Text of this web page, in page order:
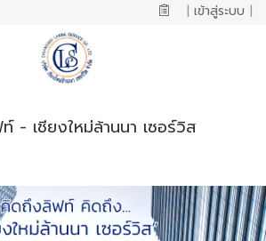
| เข้าสู่ระบบ |
- เชียงใหม่ล้านนา เซอร์วิส